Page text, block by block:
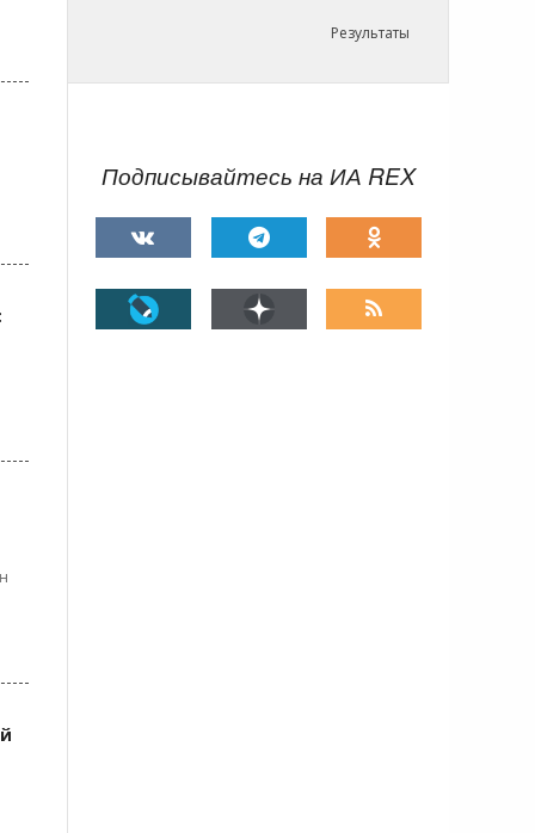
Результаты
Подписывайтесь на ИА REX